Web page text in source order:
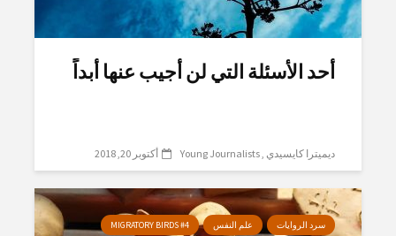
أحد الأسئلة التي لن أجيب عنها أبداً
ديميترا كايسيدي Young Journalists أكتوبر 20, 2018
سرد الروايات علم النفس MIGRATORY BIRDS #4